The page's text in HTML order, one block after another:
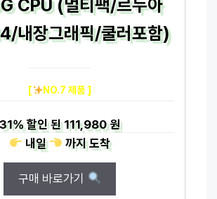
CPU (멀티팩/르누아
내장그래픽/쿨러포함)
[ NO.7 제품 ]
31%할인 된111,980 원
내일
까지도착
구매 바로가기